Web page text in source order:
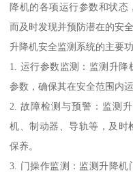
降机的各项运行参数和状态
而及时发现并预防潜在的安全
升降机安全监测系统的主要
1. 运行参数监测：监测升
参数，确保其在安全范围内运
2. 故障检测与预警：监测
机、制动器、导轨等，及时
保养。
3. 门操作监测：监测升降